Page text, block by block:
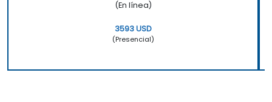
(En línea)
3593 USD
(Presencial)